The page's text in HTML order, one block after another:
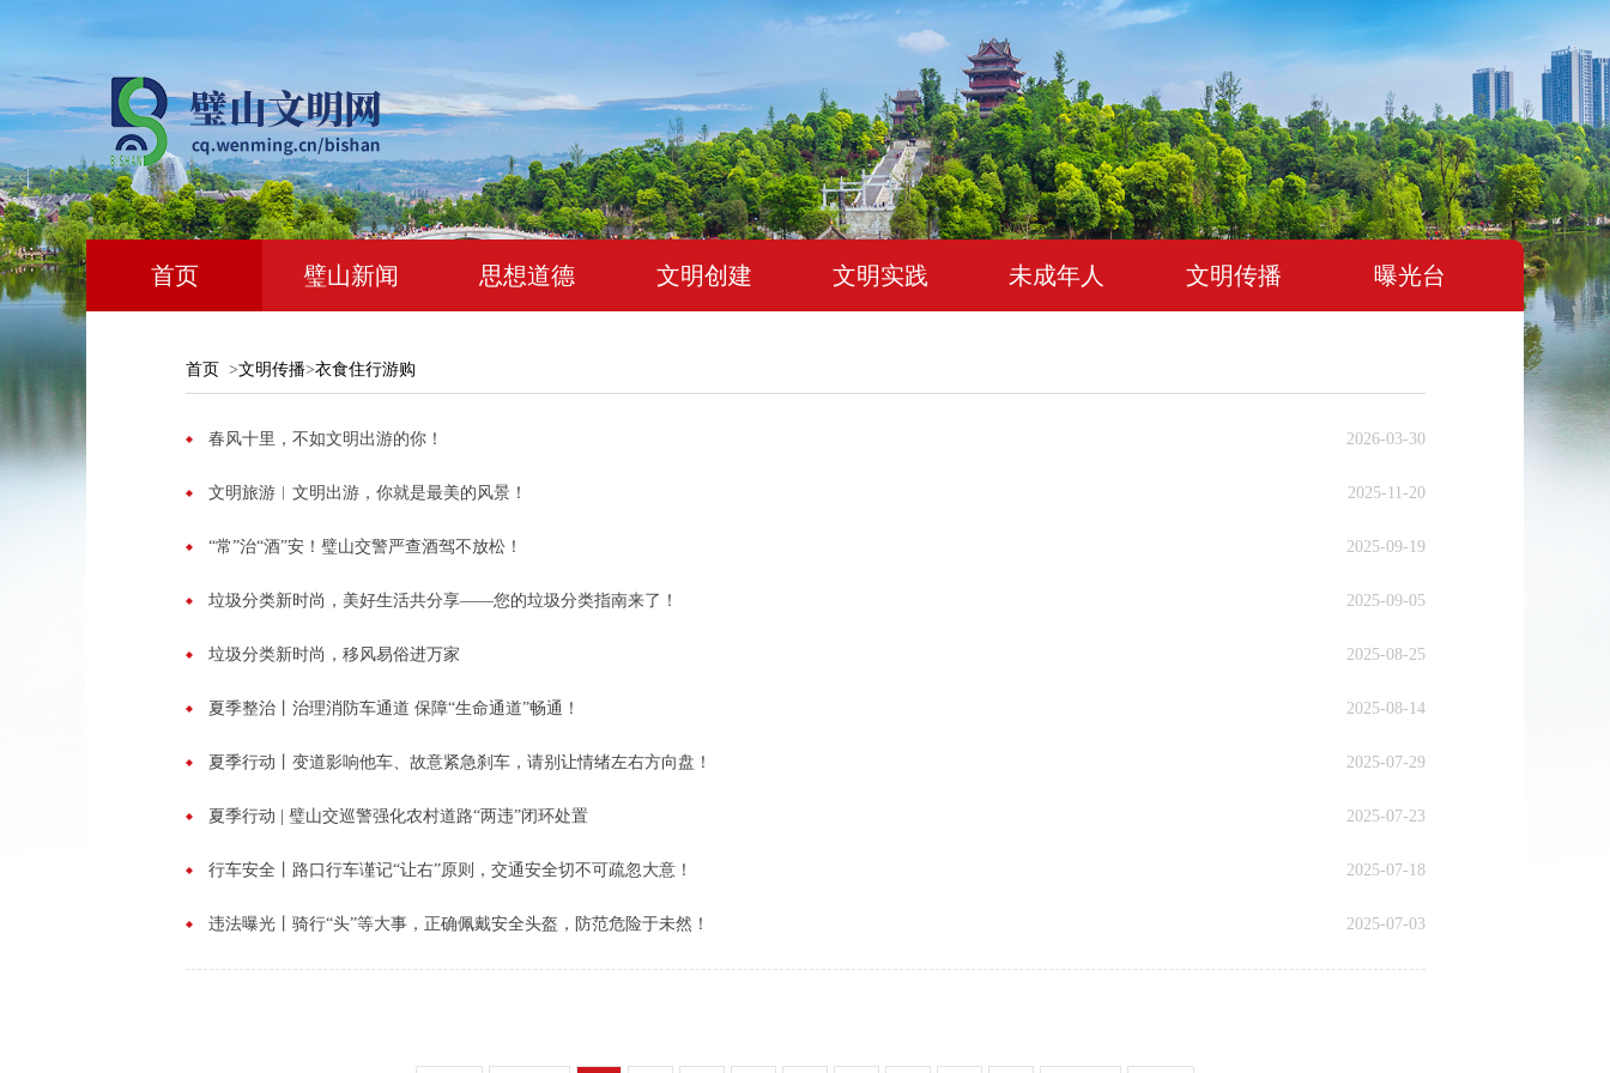
首页 璧山新闻 思想道德 文明创建 文明实践 未成年人 文明传播 曝光台
首页 >文明传播>衣食住行游购
春风十里，不如文明出游的你！ 2026-03-30
文明旅游︱文明出游，你就是最美的风景！ 2025-11-20
“常”治“酒”安！璧山交警严查酒驾不放松！ 2025-09-19
垃圾分类新时尚，美好生活共分享——您的垃圾分类指南来了！ 2025-09-05
垃圾分类新时尚，移风易俗进万家 2025-08-25
夏季整治丨治理消防车通道 保障“生命通道”畅通！ 2025-08-14
夏季行动丨变道影响他车、故意紧急刹车，请别让情绪左右方向盘！ 2025-07-29
夏季行动 | 璧山交巡警强化农村道路“两违”闭环处置 2025-07-23
行车安全丨路口行车谨记“让右”原则，交通安全切不可疏忽大意！ 2025-07-18
违法曝光丨骑行“头”等大事，正确佩戴安全头盔，防范危险于未然！ 2025-07-03